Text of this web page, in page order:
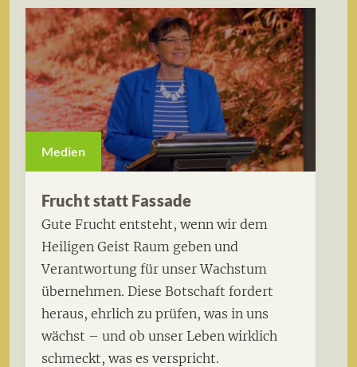
Medien
Frucht statt Fassade
Gute Frucht entsteht, wenn wir dem
Heiligen Geist Raum geben und
Verantwortung für unser Wachstum
übernehmen. Diese Botschaft fordert
heraus, ehrlich zu prüfen, was in uns
wächst – und ob unser Leben wirklich
schmeckt, was es verspricht.